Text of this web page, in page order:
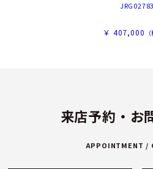
JRG02783
￥ 407,000
来店予約・お
APPOINTMENT /